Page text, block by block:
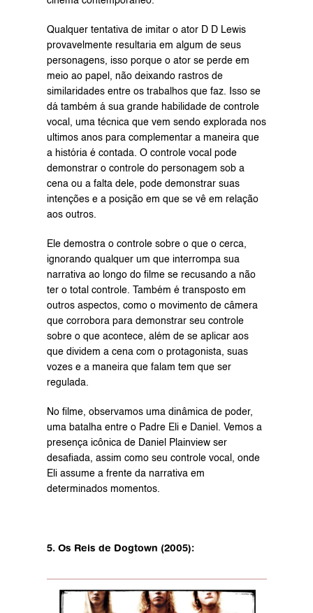
Qualquer tentativa de imitar o ator D D Lewis
provavelmente resultaria em algum de seus
personagens, isso porque o ator se perde em
meio ao papel, não deixando rastros de
similaridades entre os trabalhos que faz. Isso se
dá também á sua grande habilidade de controle
vocal, uma técnica que vem sendo explorada nos
ultimos anos para complementar a maneira que
a história é contada. O controle vocal pode
demonstrar o controle do personagem sob a
cena ou a falta dele, pode demonstrar suas
intenções e a posição em que se vê em relação
aos outros.
Ele demostra o controle sobre o que o cerca,
ignorando qualquer um que interrompa sua
narrativa ao longo do filme se recusando a não
ter o total controle. Também é transposto em
outros aspectos, como o movimento de câmera
que corrobora para demonstrar seu controle
sobre o que acontece, além de se aplicar aos
que dividem a cena com o protagonista, suas
vozes e a maneira que falam tem que ser
regulada.
No filme, observamos uma dinâmica de poder,
uma batalha entre o Padre Eli e Daniel. Vemos a
presença icônica de Daniel Plainview ser
desafiada, assim como seu controle vocal, onde
Eli assume a frente da narrativa em
determinados momentos.
5. Os Reis de Dogtown (2005):